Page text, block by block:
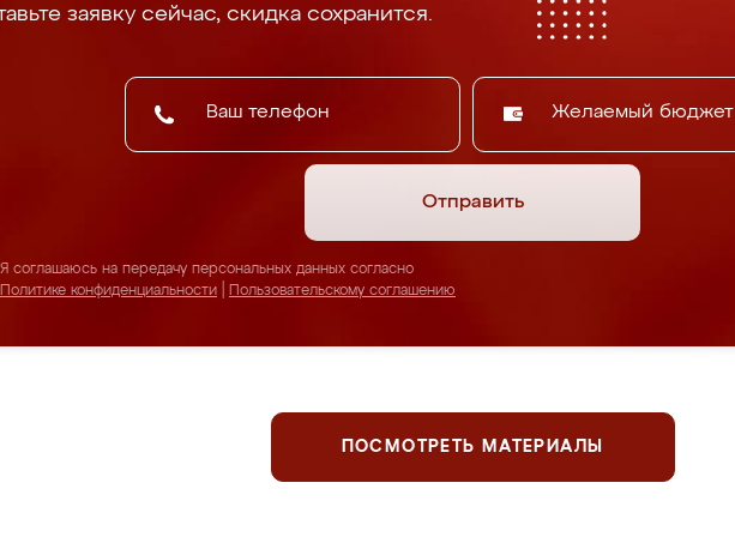
заявку сейчас, скидка сохранится.
Желаемый бюджет
Отправить
Я соглашаюсь на передачу персональных данных согласно
Политике конфиденциальности
Пользовательскому соглашению
ПОСМОТРЕТЬ МАТЕРИАЛЫ